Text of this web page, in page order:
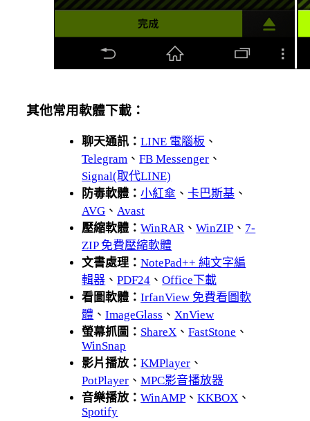
其他常用軟體下載：
聊天通訊：LINE 電腦板 、
Telegram 、FB Messenger 、
Signal(取代LINE)
防毒軟體：小紅傘 、卡巴斯基 、
AVG 、 Avast
壓縮軟體：WinRAR 、WinZIP 、 7-
ZIP 免費壓縮軟體
文書處理：NotePad++ 純文字編
輯器 、PDF24 、Office下載
看圖軟體：IrfanView 免費看圖軟
體 、ImageGlass 、 XnView
螢幕抓圖： ShareX 、FastStone 、
WinSnap
影片播放：KMPlayer 、
PotPlayer 、MPC影音播放器
音樂播放：WinAMP 、KKBOX 、
Spotify